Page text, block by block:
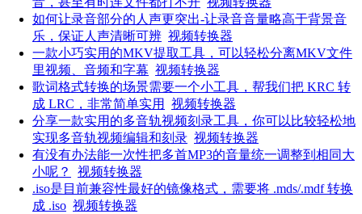
如何让录音部分的人声更突出-让录音音量略高于背景音
乐，保证人声清晰可辨 视频转换器
一款小巧实用的MKV提取工具，可以轻松分离MKV文件
里视频、音频和字幕 视频转换器
歌词格式转换的场景需要一个小工具，帮我们把 KRC 转
成 LRC，非常简单实用
视频转换器
分享一款实用的多音轨视频刻录工具，你可以比较轻松地
实现多音轨视频编辑和刻录 视频转换器
有没有办法能一次性把多首MP3的音量统一调整到相同大
小呢？
视频转换器
.iso是目前兼容性最好的镜像格式，需要将 .mds/.mdf 转换
成 .iso 视频转换器